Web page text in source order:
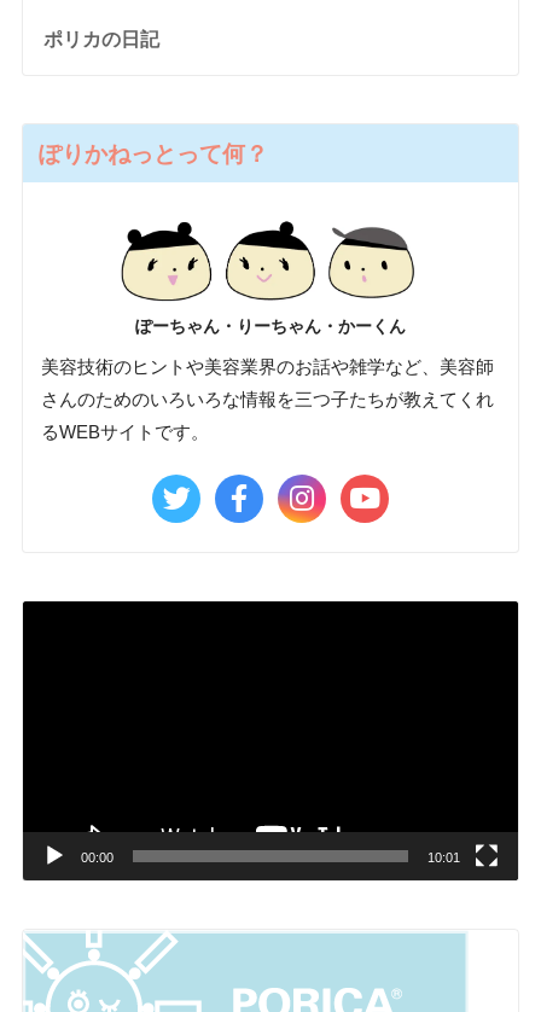
ポリカの日記
ぽりかねっとって何？
ぽーちゃん・りーちゃん・かーくん
美容技術のヒントや美容業界のお話や雑学など、美容師
さんのためのいろいろな情報を三つ子たちが教えてくれ
るWEBサイトです。
00:00 10:01